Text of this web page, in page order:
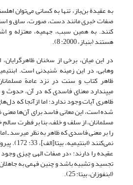
به عقیدة بن‌باز، تنها به کسانی می‌توان
صفات خبری مانند دست، صورت، ساق و
کنند. به همین سبب، جهمیه، معتزله و
هستند (بن‏باز، 2000: 8).
در این میان، برخی از سخنان ظاهرگرایان،
وهابی، در این زمینه شنیدنی است.
ظاهر کتاب و سنت در نزد عامة
می‏پندارد معنای فاسدی که در آن، حدوث
ظاهری آیات وجود ندارد؛ اما ازآنجا که
شده است، این معانی فاسد برای آن‌ها
مسلمانان، از سلف و خلف، بنا بر فطرت
را بر معنی فاسدی که ظاهر به نظر می‏رسد ـ
نمی‌کنند
عقیده را دارند: «در صفات الهی چیزی
تجسید و تشبیه باشد و چنین فهمی به
(ابن‏فوزان، بی‏تا: 25).